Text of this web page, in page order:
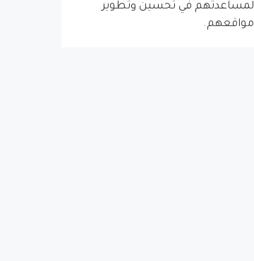
لمساعدتهم في تحسين وتطوير
مواقعهم.